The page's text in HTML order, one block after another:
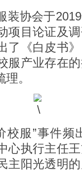
协会于2019
项目论证及
了《白皮书
服产业存在
。
服”事件频
心执行主任
主阳光透明